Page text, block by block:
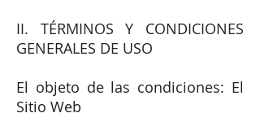
II. TÉRMINOS Y CONDICIONES
GENERALES DE USO
El objeto de las condiciones: El
Sitio Web